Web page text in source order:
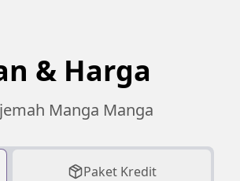
& Harga
Manga Manga
Paket Kredit